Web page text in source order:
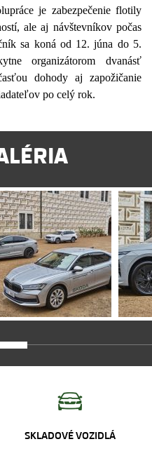
je zabezpečenie flotily
ale aj návštevníkov počas
sa koná od 12. júna do 5.
organizátorom dvanásť
dohody aj zapožičanie
po celý rok.
SKLADOVÉ VOZIDLÁ